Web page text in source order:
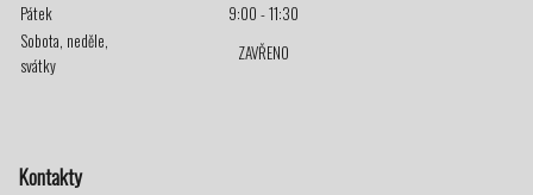
Pátek
9:00 - 11:30
Sobota, neděle,
svátky
ZAVŘENO
Kontakty